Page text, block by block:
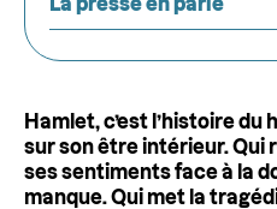
Hamlet, c’est l’histoire
sur son être intérieur. Qui
ses sentiments face à la
manque. Qui met la